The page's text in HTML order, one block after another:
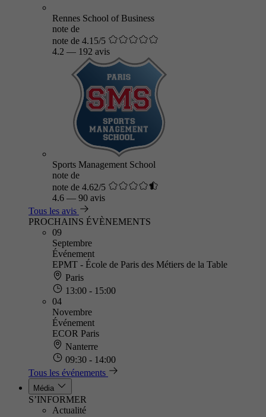
Rennes School of Business
note de
note de 4.15/5
4.2 — 192 avis
Sports Management School
note de
note de 4.62/5
4.6 — 90 avis
Tous les avis
PROCHAINS ÉVÈNEMENTS
09
Septembre
Événement
EPMT - École de Paris des Métiers de la Table
Paris
13:00 - 15:00
04
Novembre
Événement
ECOR Paris
Nanterre
09:30 - 14:00
Tous les événements
Média
S’INFORMER
Actualité